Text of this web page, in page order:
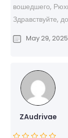
вошедшего,
Здравствуйте,
May 29, 2025
ZAudrivae